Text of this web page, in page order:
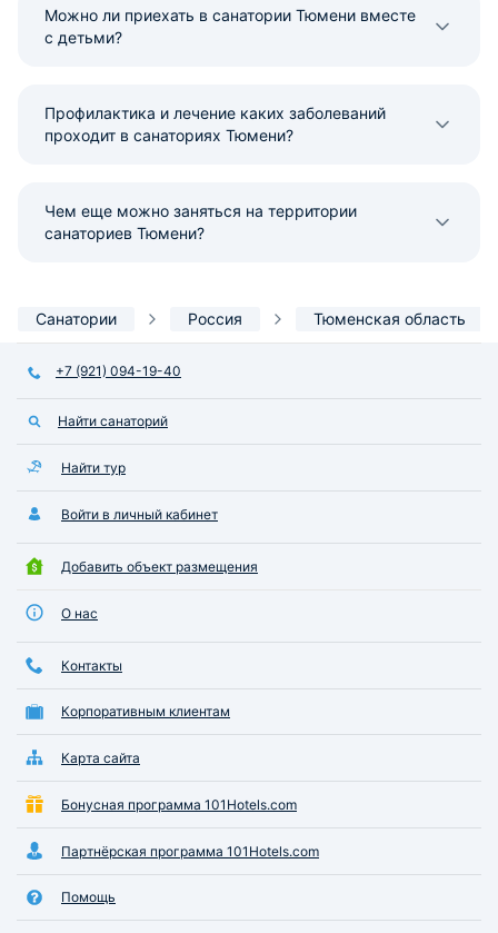
Можно ли приехать в санатории Тюмени вместе
с детьми?
Профилактика и лечение каких заболеваний
проходит в санаториях Тюмени?
Чем еще можно заняться на территории
санаториев Тюмени?
Санатории Россия Тюменская область
+7 (921) 094-19-40
Найти санаторий
Найти тур
Войти в личный кабинет
Добавить объект размещения
О нас
Контакты
Корпоративным клиентам
Карта сайта
Бонусная программа 101Hotels.com
Партнёрская программа 101Hotels.com
Помощь